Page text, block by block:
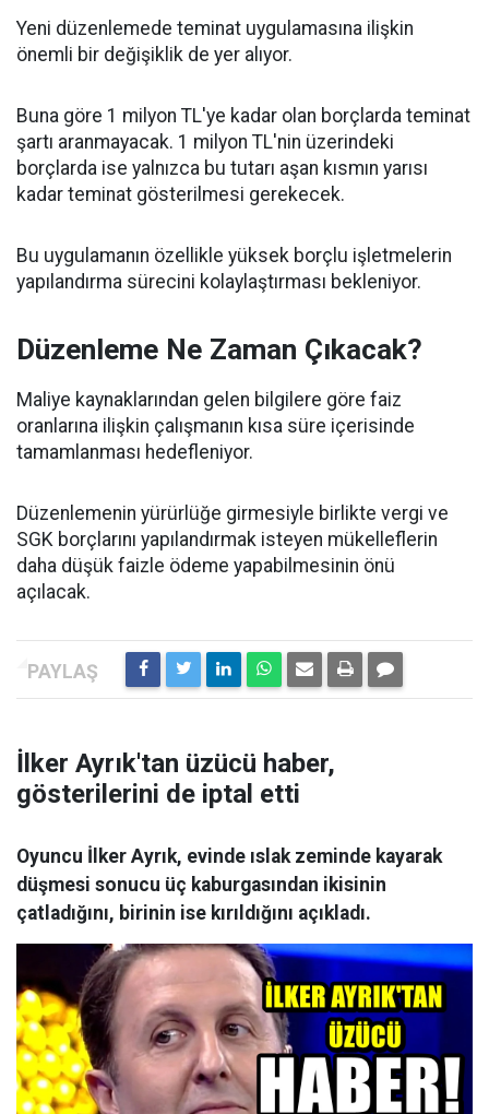
Yeni düzenlemede teminat uygulamasına ilişkin
önemli bir değişiklik de yer alıyor.
Buna göre 1 milyon TL'ye kadar olan borçlarda teminat
şartı aranmayacak. 1 milyon TL'nin üzerindeki
borçlarda ise yalnızca bu tutarı aşan kısmın yarısı
kadar teminat gösterilmesi gerekecek.
Bu uygulamanın özellikle yüksek borçlu işletmelerin
yapılandırma sürecini kolaylaştırması bekleniyor.
Düzenleme Ne Zaman Çıkacak?
Maliye kaynaklarından gelen bilgilere göre faiz
oranlarına ilişkin çalışmanın kısa süre içerisinde
tamamlanması hedefleniyor.
Düzenlemenin yürürlüğe girmesiyle birlikte vergi ve
SGK borçlarını yapılandırmak isteyen mükelleflerin
daha düşük faizle ödeme yapabilmesinin önü
açılacak.
İlker Ayrık'tan üzücü haber,
gösterilerini de iptal etti
Oyuncu İlker Ayrık, evinde ıslak zeminde kayarak
düşmesi sonucu üç kaburgasından ikisinin
çatladığını, birinin ise kırıldığını açıkladı.